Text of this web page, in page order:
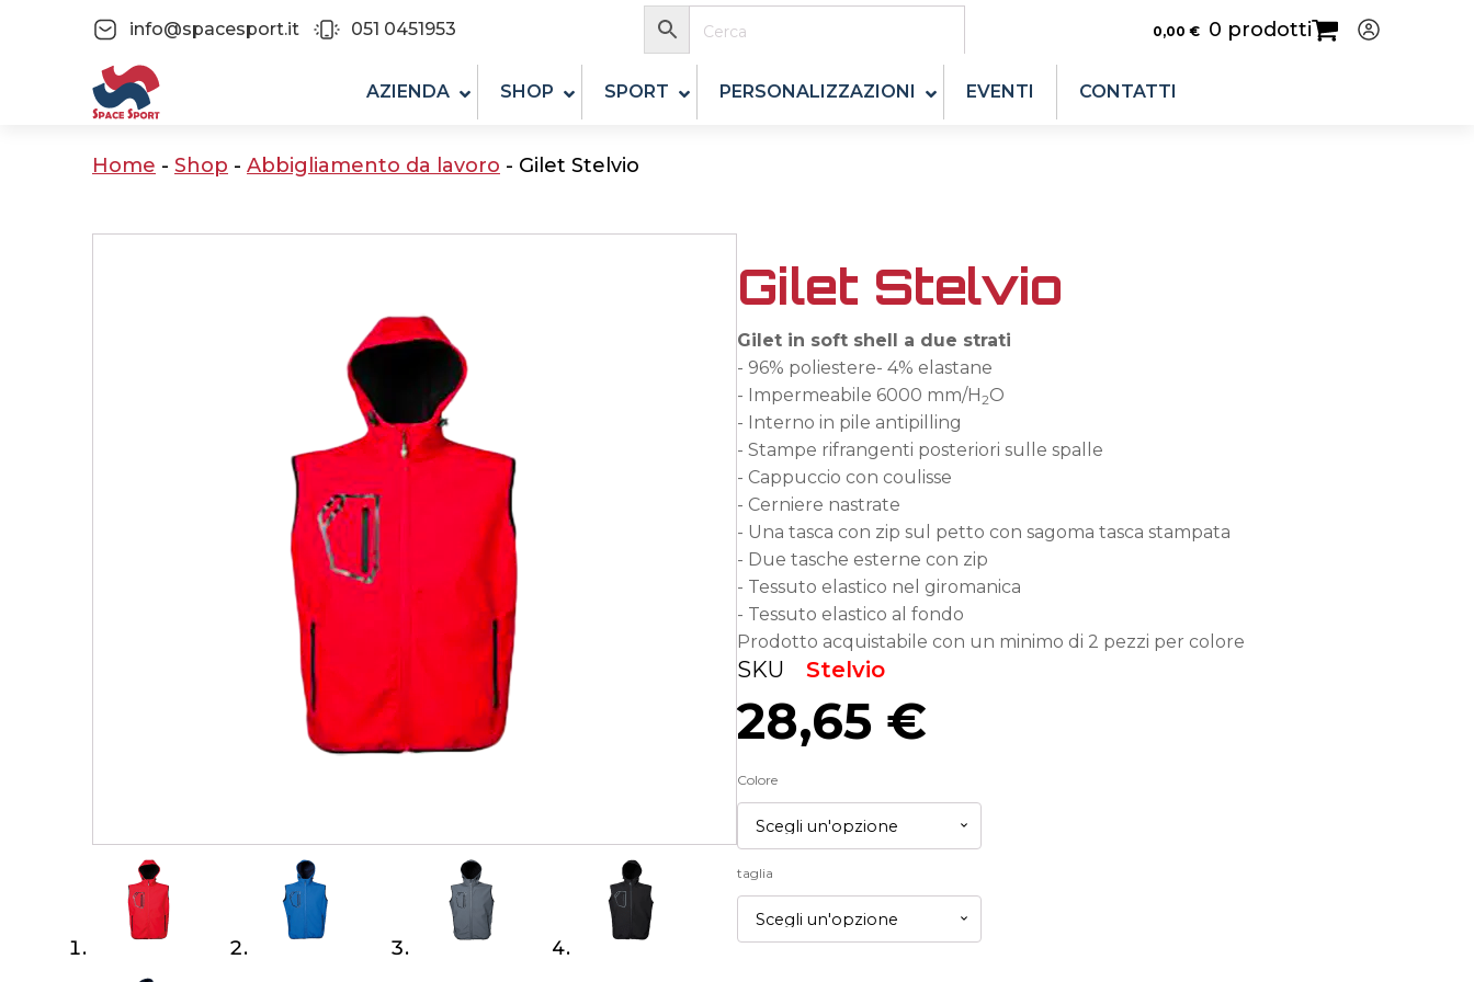
info@spacesport.it 051 0451953 0,00 € 0 prodotti
AZIENDA SHOP SPORT PERSONALIZZAZIONI EVENTI CONTATTI
Home - Shop - Abbigliamento da lavoro - Gilet Stelvio
Gilet Stelvio
Gilet in soft shell a due strati
- 96% poliestere- 4% elastane
- Impermeabile 6000 mm/H2O
- Interno in pile antipilling
- Stampe rifrangenti posteriori sulle spalle
- Cappuccio con coulisse
- Cerniere nastrate
- Una tasca con zip sul petto con sagoma tasca stampata
- Due tasche esterne con zip
- Tessuto elastico nel giromanica
- Tessuto elastico al fondo
Prodotto acquistabile con un minimo di 2 pezzi per colore
SKU Stelvio
28,65 €
Colore
taglia